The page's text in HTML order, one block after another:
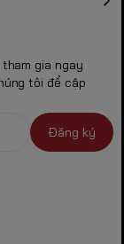
gia ngay
tôi để cập
Đăng ký